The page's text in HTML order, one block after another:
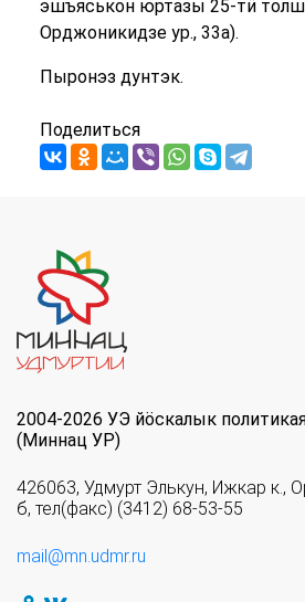
эшъяськон юртазы 25-тӥ
Орджоникидзе ур., 33а).
Пыронэз дунтэк.
Поделиться
2004-2026 УЭ йöскалык
(Миннац УР)
426063, Удмурт Элькун, Ижкар к.,
б, тел(факс) (3412) 68-53-55
mail@mn.udmr.ru